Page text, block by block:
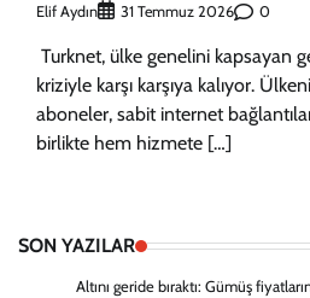
Elif Aydın 31 Temmuz 2026 0
Turknet, ülke genelini kapsayan
kriziyle karşı karşıya kalıyor.
aboneler, sabit internet
birlikte hem hizmete […]
SON YAZILAR
Altını geride bıraktı: Gümüş